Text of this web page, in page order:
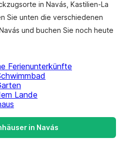
in Navás, Kastilien-La
Sie unten die verschiedenen
und buchen Sie noch heute
Ferienunterkünfte
Lande
in Navás